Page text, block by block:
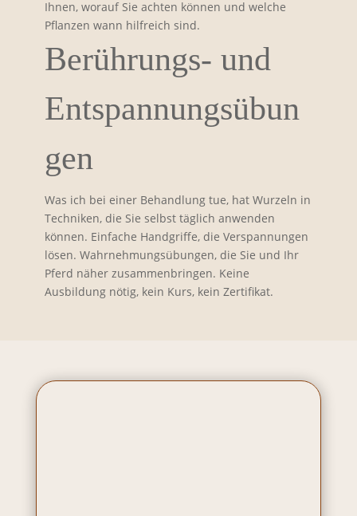
Ihnen, worauf Sie achten können und welche
Pflanzen wann hilfreich sind.
Berührungs- und
Entspannungsübun
gen
Was ich bei einer Behandlung tue, hat Wurzeln in
Techniken, die Sie selbst täglich anwenden
können. Einfache Handgriffe, die Verspannungen
lösen. Wahrnehmungsübungen, die Sie und Ihr
Pferd näher zusammenbringen. Keine
Ausbildung nötig, kein Kurs, kein Zertifikat.